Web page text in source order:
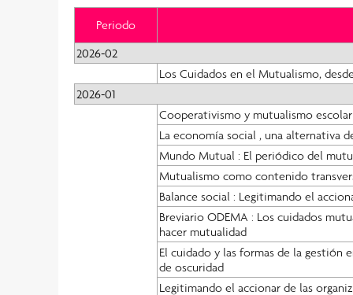
Periodo
2026-02
Los Cuidados en el Mutualismo,
2026-01
Cooperativismo y mutualismo
La economía social , una alternativa
Mundo Mutual : El periódico del
Mutualismo como contenido
Balance social : Legitimando el
Breviario ODEMA : Los cuidados
hacer mutualidad
El cuidado y las formas de la gestión
de oscuridad
Legitimando el accionar de las